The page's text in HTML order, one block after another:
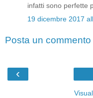
infatti sono perfette
19 dicembre 2017
Posta un commento
‹